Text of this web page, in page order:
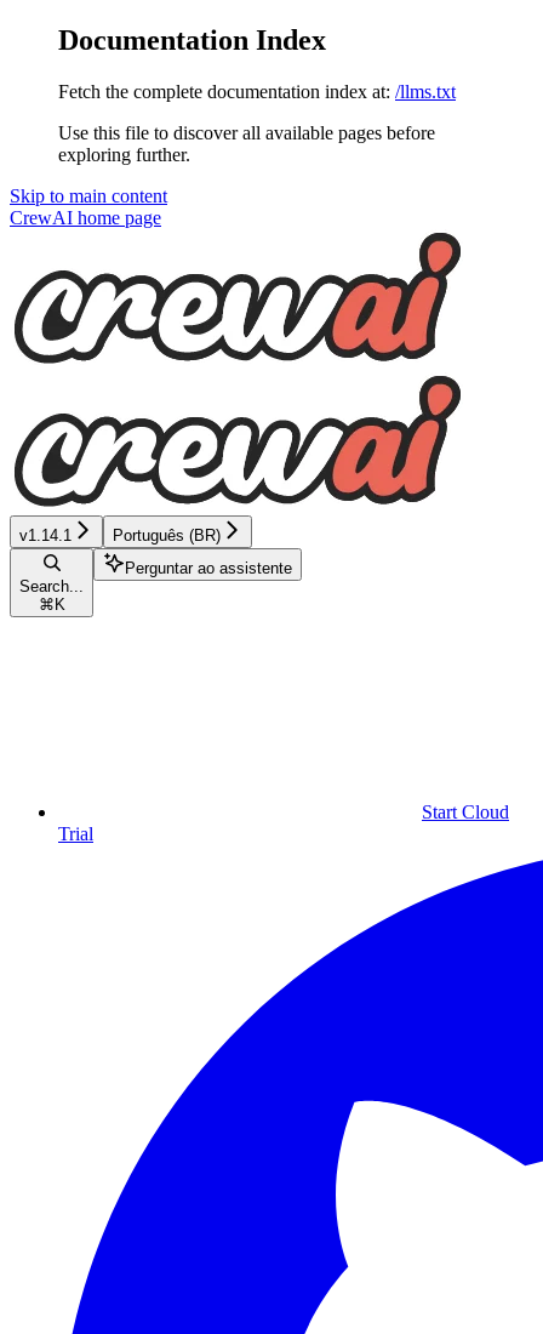
Documentation Index
Fetch the complete documentation index at: /llms.txt
Use this file to discover all available pages before
exploring further.
Skip to main content
CrewAI home page
v1.14.1 Português (BR)
Search...
⌘ K
Perguntar ao assistente
Start Cloud
Trial